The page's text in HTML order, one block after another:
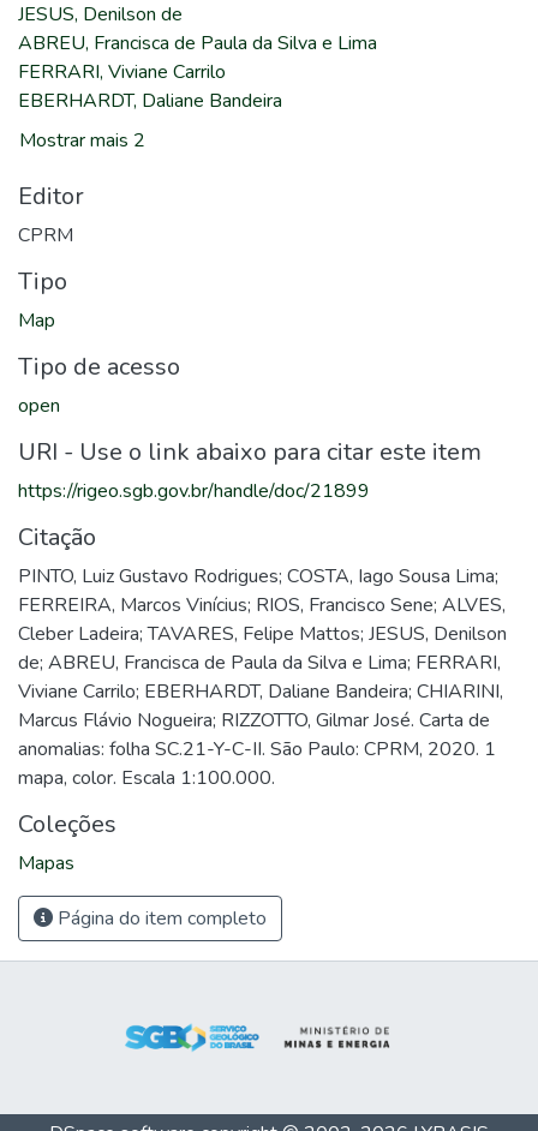
JESUS, Denilson de
ABREU, Francisca de Paula da Silva e Lima
FERRARI, Viviane Carrilo
EBERHARDT, Daliane Bandeira
Mostrar mais 2
Editor
CPRM
Tipo
Map
Tipo de acesso
open
URI - Use o link abaixo para citar este item
https://rigeo.sgb.gov.br/handle/doc/21899
Citação
PINTO, Luiz Gustavo Rodrigues; COSTA, Iago Sousa Lima;
FERREIRA, Marcos Vinícius; RIOS, Francisco Sene; ALVES,
Cleber Ladeira; TAVARES, Felipe Mattos; JESUS, Denilson
de; ABREU, Francisca de Paula da Silva e Lima; FERRARI,
Viviane Carrilo; EBERHARDT, Daliane Bandeira; CHIARINI,
Marcus Flávio Nogueira; RIZZOTTO, Gilmar José. Carta de
anomalias: folha SC.21-Y-C-II. São Paulo: CPRM, 2020. 1
mapa, color. Escala 1:100.000.
Coleções
Mapas
Página do item completo